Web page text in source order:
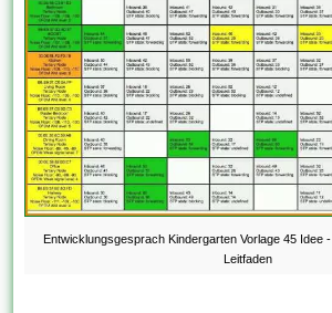
Entwicklungsgesprach Kindergarten Vorlage 45 Idee
Leitfaden